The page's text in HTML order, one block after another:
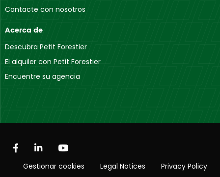
Contacte con nosotros
Acerca de
Descubra Petit Forestier
El alquiler con Petit Forestier
Encuentre su agencia
Gestionar cookies Legal Notices Privacy Policy